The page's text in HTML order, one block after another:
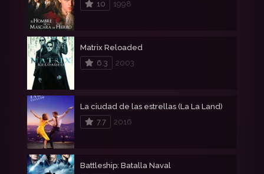
10
1998
Matrix Reloaded
6.3
2003
La ciudad de las estrellas (La La Land)
7.7
2016
Battleship: Batalla Naval